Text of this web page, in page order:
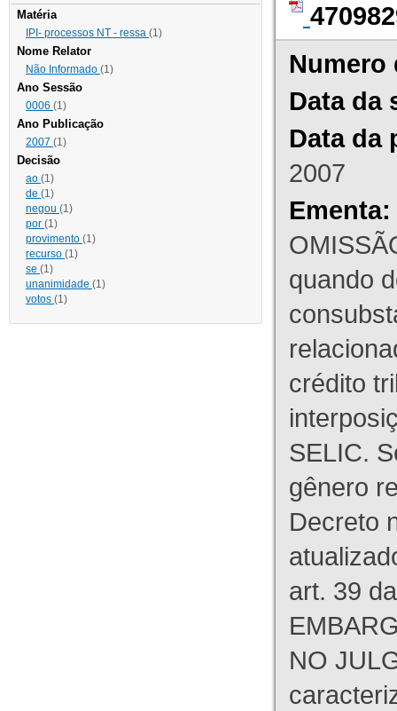
Matéria
IPI- processos NT - ressa (1)
Nome Relator
Não Informado (1)
Ano Sessão
0006 (1)
Ano Publicação
2007 (1)
Decisão
ao (1)
de (1)
negou (1)
por (1)
provimento (1)
recurso (1)
se (1)
unanimidade (1)
votos (1)
Numero
Data da
Data da
2007
Ementa:
quando
crédito
SELIC.
gênero
Decreto
art. 39
NO